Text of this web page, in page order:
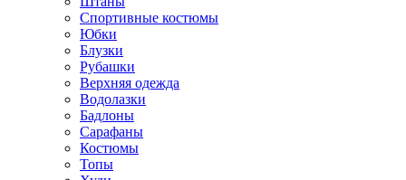
Спортивные костюмы
Юбки
Блузки
Рубашки
Верхняя одежда
Водолазки
Бадлоны
Сарафаны
Костюмы
Топы